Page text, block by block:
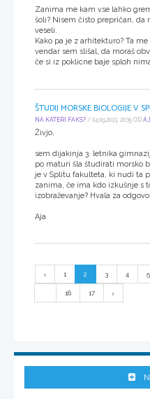
Zanima me kam vse lahko
šoli? Nisem čisto prepričan, da
veseli.
Kako pa je z arhitekturo? Ta
vendar sem slišal, da moraš
če si iz poklicne baje sploh
ŠTUDIJ MORSKE BIOLOGIJE V
NA KATERI FAKS? / 04.09.2013, 20:35 OD
Živjo,
sem dijakinja 3. letnika
po maturi šla študirati morsko
je v Splitu fakulteta, ki nudi ta
zanima, če ima kdo izkušnje s
izobraževanje? Hvala za
Aja
1 2 3 4 5
16 17